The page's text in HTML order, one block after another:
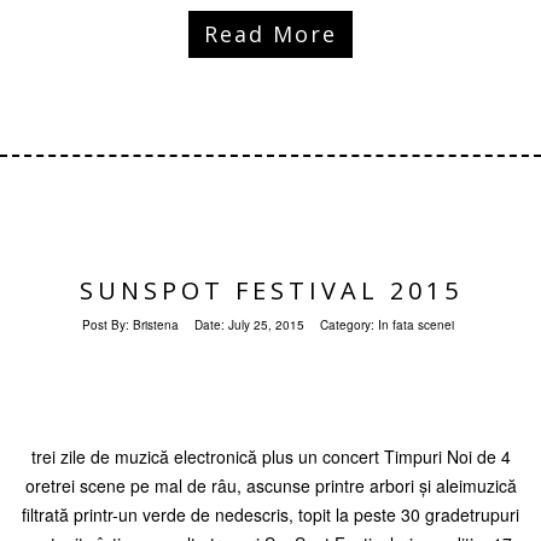
Read More
SUNSPOT FESTIVAL 2015
Post By: Bristena Date: July 25, 2015 Category: In fata scenei
trei zile de muzică electronică plus un concert Timpuri Noi de 4
oretrei scene pe mal de râu, ascunse printre arbori și aleimuzică
filtrată printr-un verde de nedescris, topit la peste 30 gradetrupuri